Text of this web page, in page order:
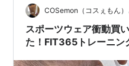
COSemon（コスぇもん）
スポーツウェア衝動買
た！FIT365トレーニン